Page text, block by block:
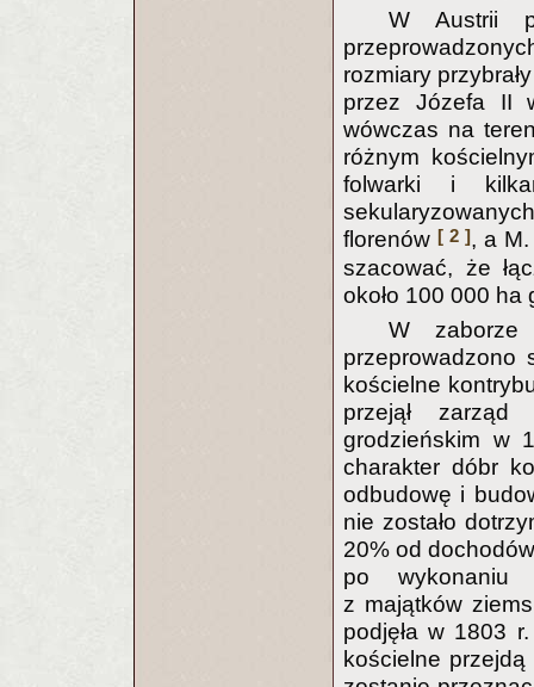
W Austrii
rozmiary
przez Józefa II
wówczas na
różnym
folwarki i
florenów [ 2 ], a
szacować, że
około 100 000 ha
W zaborze
przeprowadzono
kościelne
przejął
grodzieńskim w
charakter dóbr
odbudowę i
nie zostało
20% od
po wykonaniu
z majątków
podjęła w 1803
kościelne